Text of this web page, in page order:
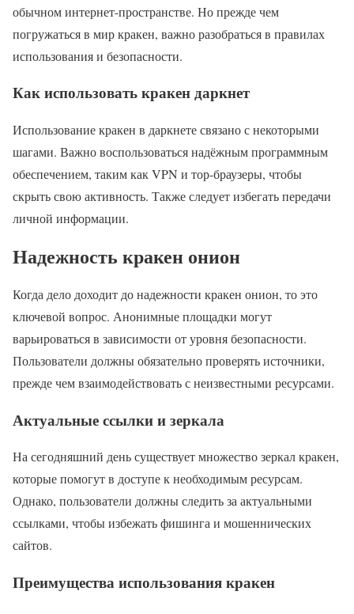
обычном интернет-пространстве. Но прежде чем
погружаться в мир кракен, важно разобраться в правилах
использования и безопасности.
Как использовать кракен даркнет
Использование кракен в даркнете связано с некоторыми
шагами. Важно воспользоваться надёжным программным
обеспечением, таким как VPN и тор-браузеры, чтобы
скрыть свою активность. Также следует избегать передачи
личной информации.
Надежность кракен онион
Когда дело доходит до надежности кракен онион, то это
ключевой вопрос. Анонимные площадки могут
варьироваться в зависимости от уровня безопасности.
Пользователи должны обязательно проверять источники,
прежде чем взаимодействовать с неизвестными ресурсами.
Актуальные ссылки и зеркала
На сегодняшний день существует множество зеркал кракен,
которые помогут в доступе к необходимым ресурсам.
Однако, пользователи должны следить за актуальными
ссылками, чтобы избежать фишинга и мошеннических
сайтов.
Преимущества использования кракен